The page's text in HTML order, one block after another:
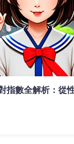
指數全解析：從